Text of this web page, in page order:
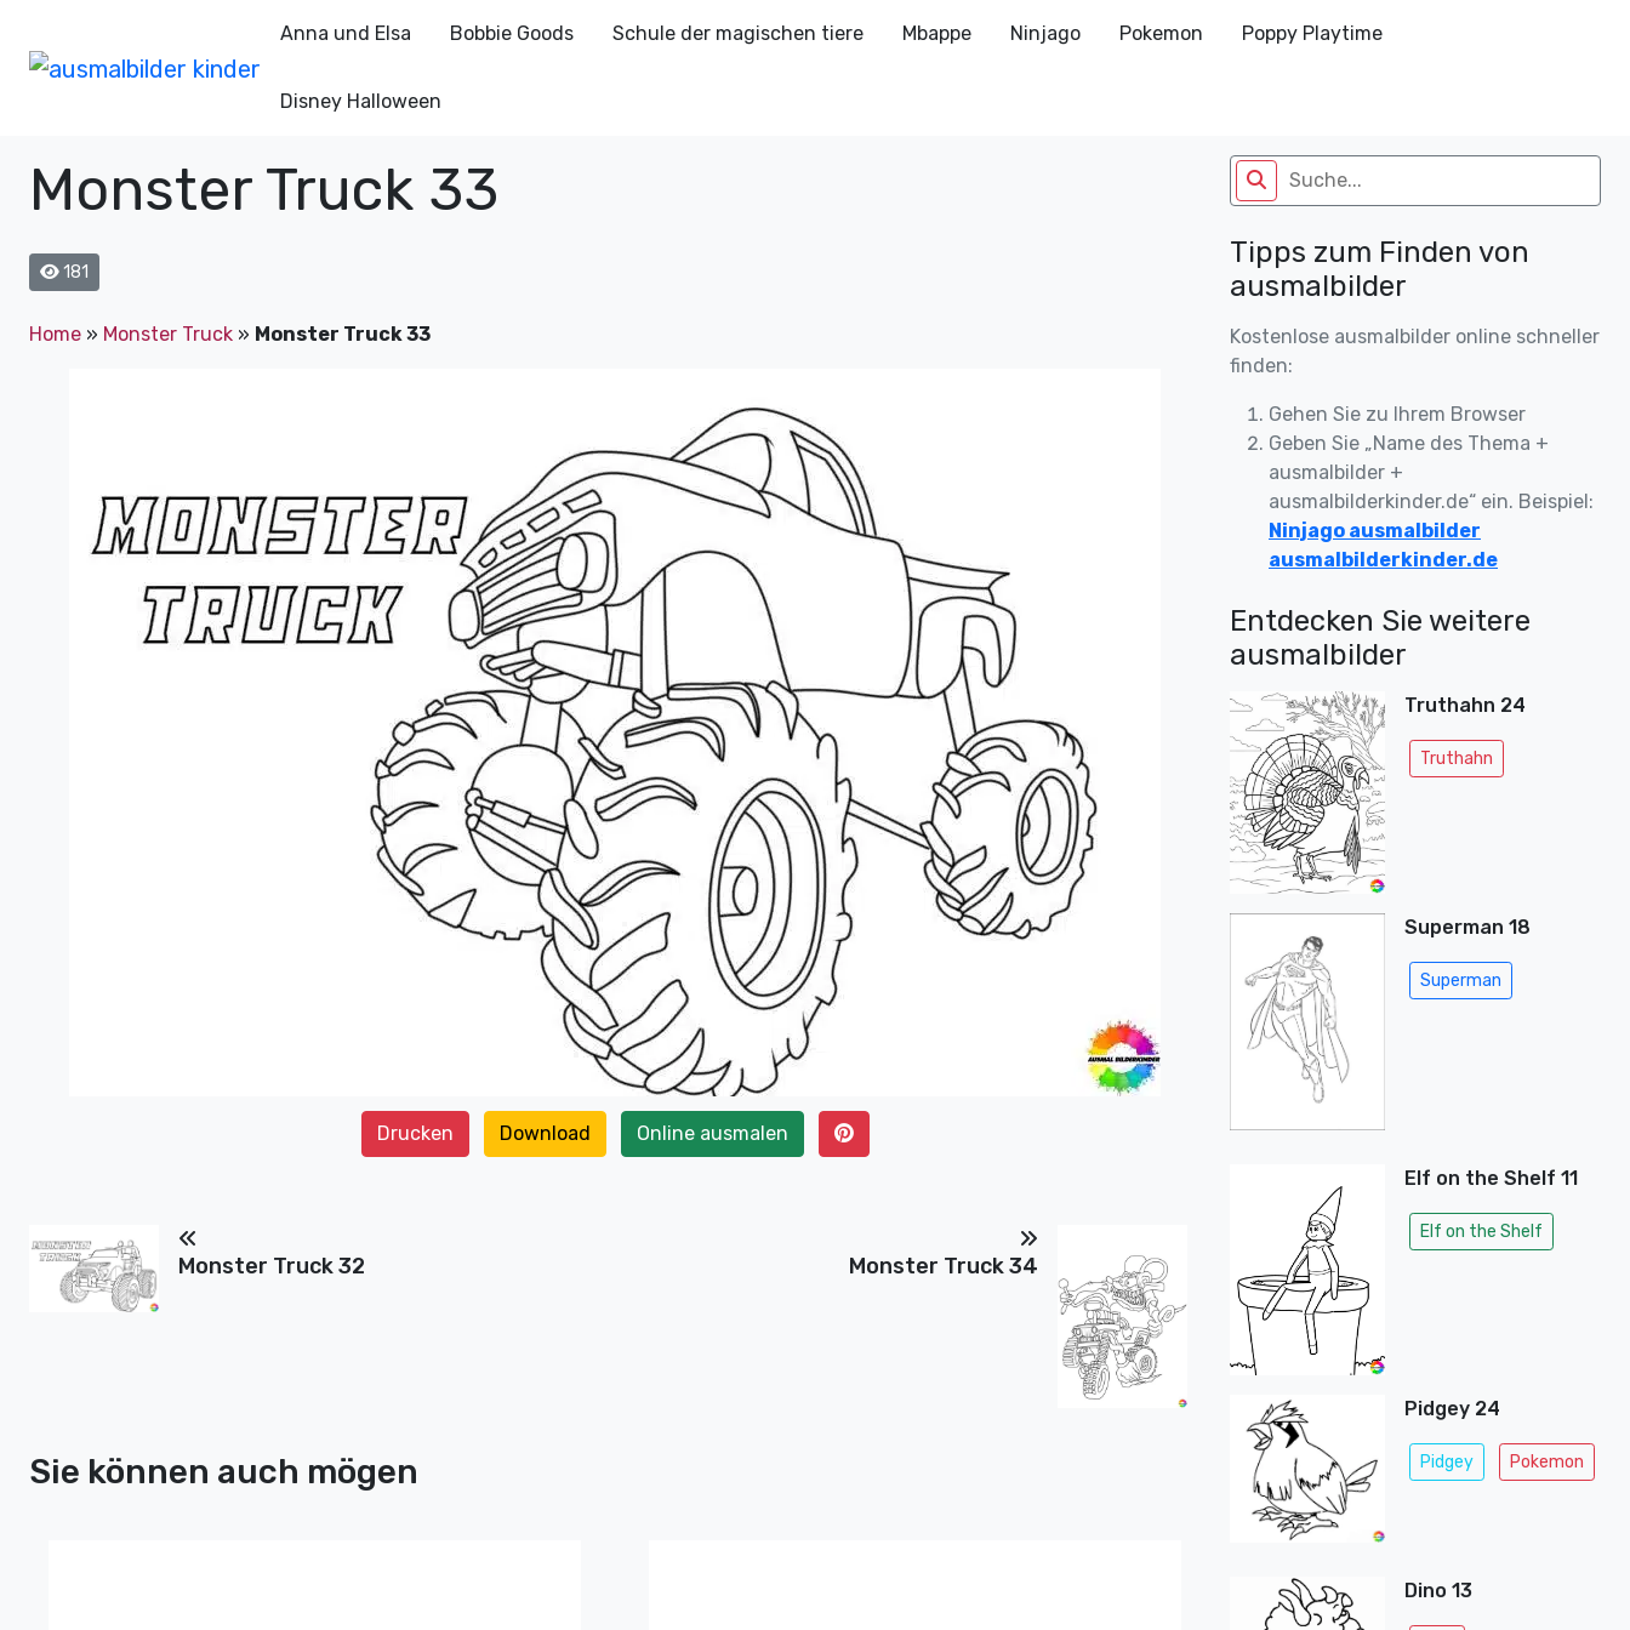
Anna und Elsa Bobbie Goods Schule der magischen tiere Mbappe Ninjago Pokemon Poppy Playtime
Disney Halloween
Monster Truck 33
181
Home » Monster Truck » Monster Truck 33
Drucken Download Online ausmalen
Monster Truck 32 Monster Truck 34
Sie können auch mögen
Tipps zum Finden von
ausmalbilder
Kostenlose ausmalbilder online schneller
finden:
Gehen Sie zu Ihrem Browser
Geben Sie „Name des Thema +
ausmalbilder +
ausmalbilderkinder.de“ ein. Beispiel:
Ninjago ausmalbilder
ausmalbilderkinder.de
Entdecken Sie weitere
ausmalbilder
Truthahn 24
Truthahn
Superman 18
Superman
Elf on the Shelf 11
Elf on the Shelf
Pidgey 24
Pidgey Pokemon
Dino 13